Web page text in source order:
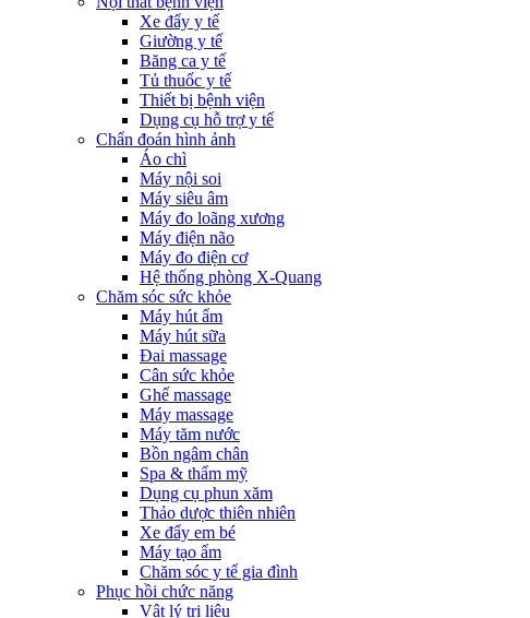
Xe đẩy y tế
Giường y tế
Băng ca y tế
Tủ thuốc y tế
Thiết bị bệnh viện
Dụng cụ hỗ trợ y tế
Chẩn đoán hình ảnh
Áo chì
Máy nội soi
Máy siêu âm
Máy đo loãng xương
Máy điện não
Máy đo điện cơ
Hệ thống phòng X-Quang
Chăm sóc sức khỏe
Máy hút ẩm
Máy hút sữa
Đai massage
Cân sức khỏe
Ghế massage
Máy massage
Máy tăm nước
Bồn ngâm chân
Spa & thẩm mỹ
Dụng cụ phun xăm
Thảo dược thiên nhiên
Xe đẩy em bé
Máy tạo ẩm
Chăm sóc y tế gia đình
Phục hồi chức năng
Vật lý trị liệu